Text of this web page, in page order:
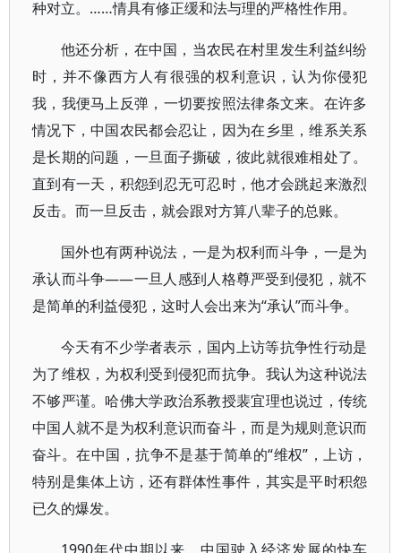
种对立。……情具有修正缓和法与理的严格性作用。
他还分析，在中国，当农民在村里发生利益纠纷
时，并不像西方人有很强的权利意识，认为你侵犯
我，我便马上反弹，一切要按照法律条文来。在许多
情况下，中国农民都会忍让，因为在乡里，维系关系
是长期的问题，一旦面子撕破，彼此就很难相处了。
直到有一天，积怨到忍无可忍时，他才会跳起来激烈
反击。而一旦反击，就会跟对方算八辈子的总账。
国外也有两种说法，一是为权利而斗争，一是为
承认而斗争——一旦人感到人格尊严受到侵犯，就不
是简单的利益侵犯，这时人会出来为“承认”而斗争。
今天有不少学者表示，国内上访等抗争性行动是
为了维权，为权利受到侵犯而抗争。我认为这种说法
不够严谨。哈佛大学政治系教授裴宜理也说过，传统
中国人就不是为权利意识而奋斗，而是为规则意识而
奋斗。在中国，抗争不是基于简单的“维权”，上访，
特别是集体上访，还有群体性事件，其实是平时积怨
已久的爆发。